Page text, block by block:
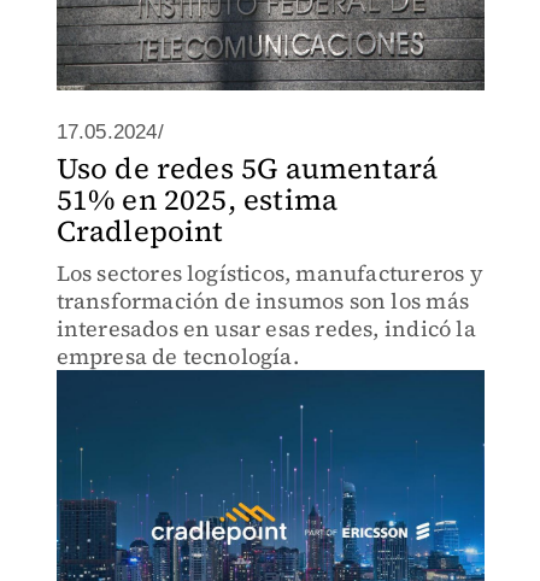
17.05.2024/
Uso de redes 5G aumentará
51% en 2025, estima
Cradlepoint
Los sectores logísticos, manufactureros y
transformación de insumos son los más
interesados en usar esas redes, indicó la
empresa de tecnología.